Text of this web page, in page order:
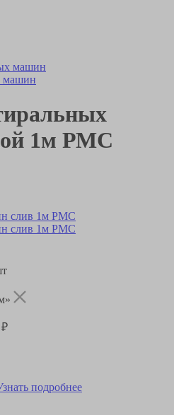
машин
машин
1м РМС
₽
подробнее